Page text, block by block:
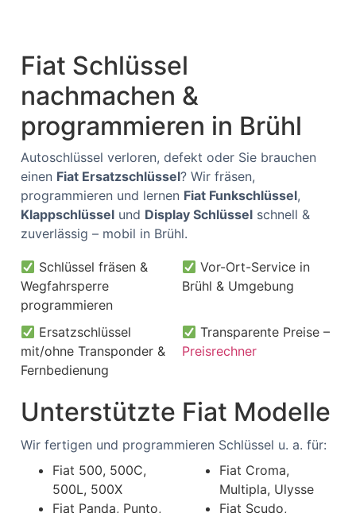
Fiat Schlüssel
nachmachen &
programmieren in Brühl
Autoschlüssel verloren, defekt oder Sie brauchen
einen Fiat Ersatzschlüssel? Wir fräsen,
programmieren und lernen Fiat Funkschlüssel,
Klappschlüssel und Display Schlüssel schnell &
zuverlässig – mobil in Brühl.
Schlüssel fräsen &
Wegfahrsperre
programmieren
Vor-Ort-Service in
Brühl & Umgebung
Ersatzschlüssel
mit/ohne Transponder &
Fernbedienung
Transparente Preise –
Preisrechner
Unterstützte Fiat Modelle
Wir fertigen und programmieren Schlüssel u. a. für:
Fiat 500, 500C,
500L, 500X
Fiat Panda, Punto,
Fiat Croma,
Multipla, Ulysse
Fiat Scudo,